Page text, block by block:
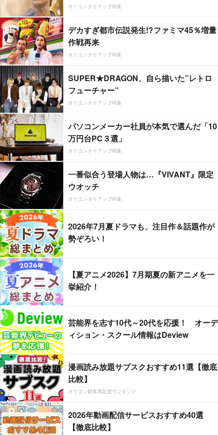
オリコンタイアップ特集
デカすぎ都市伝説発生!?ファミマ45％増量
作戦再来
オリコンタイアップ特集
SUPER★DRAGON、自ら描いた”レトロ
フューチャー”
オリコンタイアップ特集
パソコンメーカー社員が本気で選んだ「10
万円台PC３選」
オリコンタイアップ特集
一番似合う登場人物は…『VIVANT』限定
ウオッチ
オリコンタイアップ特集
2026年7月夏ドラマも、注目作＆話題作が
勢ぞろい！
【夏アニメ2026】7月期夏の新アニメを一
挙紹介！
芸能界を志す10代～20代を応援！ オーデ
ィション・スクール情報はDeview
漫画読み放題サブスクおすすめ11選【徹底
比較】
オリコン顧客満足度ランキング
2026年動画配信サービスおすすめ40選
【徹底比較】